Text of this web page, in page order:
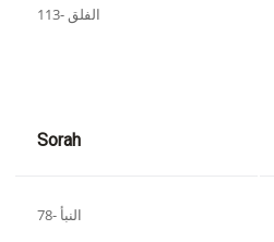
113- الفلق
Sorah
78- النبأ